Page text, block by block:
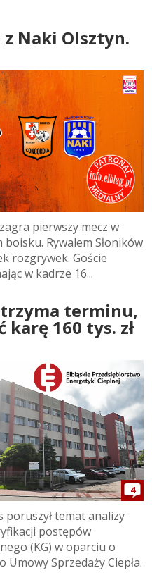
Naki Olsztyn.
pierwszy mecz w
Rywalem Słoników
rozgrywek. Goście
w kadrze 16...
terminu,
karę 160 tys. zł
4
poruszył temat analizy
postępów
(KG) w oparciu o
Sprzedaży Ciepła.